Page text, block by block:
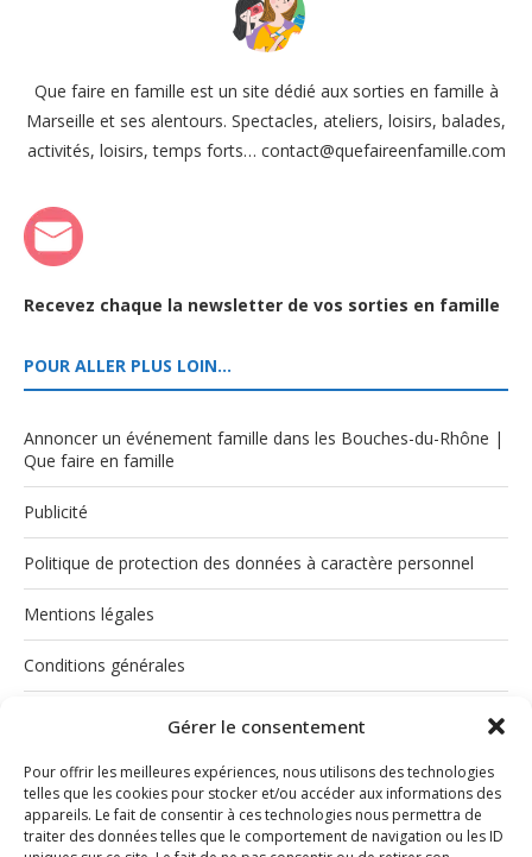
Gérer le consentement
Pour offrir les meilleures expériences, nous utilisons des technologies
telles que les cookies pour stocker et/ou accéder aux informations des
appareils. Le fait de consentir à ces technologies nous permettra de
traiter des données telles que le comportement de navigation ou les ID
Que faire en famille est un site dédié aux sorties en famille à
Marseille et ses alentours. Spectacles, ateliers, loisirs, balades,
activités, loisirs, temps forts… contact@quefaireenfamille.com
Recevez chaque la newsletter de vos sorties en famille
POUR ALLER PLUS LOIN…
Annoncer un événement famille dans les Bouches-du-Rhône |
Que faire en famille
Publicité
Politique de protection des données à caractère personnel
Mentions légales
Conditions générales
Politique de cookies (UE)